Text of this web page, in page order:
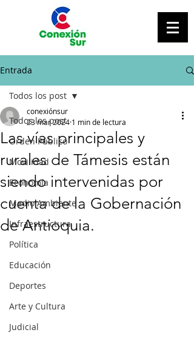
Entrada
Todos los post
Orden Público
Movilidad
Economía
Medio Ambiente
Infraestructura
Política
Educación
Deportes
Arte y Cultura
Judicial
Todos los post
Las vías principales y
rurales de Támesis están
siendo intervenidas por
cuenta de la Gobernación
de Antioquia.
conexiónsur
23 mar 2024 1 min de lectura